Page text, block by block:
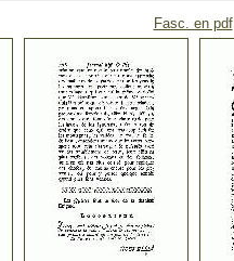
Fasc. en pdf